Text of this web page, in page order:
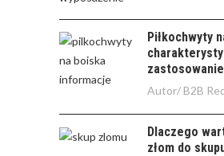
Piłkochwyty
zastosowanie
Autor/ B2B
Dlaczego
złom do